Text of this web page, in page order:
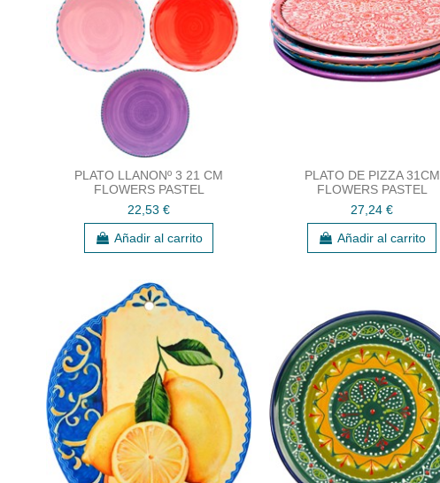
PLATO LLANONº 3 21 CM
FLOWERS PASTEL
22,53 €
Añadir al carrito
PLATO DE PIZZA 31CM
FLOWERS PASTEL
27,24 €
Añadir al carrito